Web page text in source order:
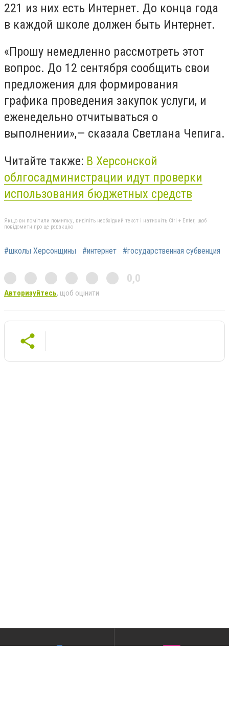
221 из них есть Интернет. До конца года
в каждой школе должен быть Интернет.
«Прошу немедленно рассмотреть этот
вопрос. До 12 сентября сообщить свои
предложения для формирования
графика проведения закупок услуги, и
еженедельно отчитываться о
выполнении»,— сказала Светлана Чепига.
Читайте также: В Херсонской
облгосадминистрации идут проверки
использования бюджетных средств
Якщо ви помітили помилку, виділіть необхідний текст і натисніть Ctrl + Enter, щоб
повідомити про це редакцію
#школы Херсонщины #интернет #государственная субвенция
0,0
Авторизуйтесь, щоб оцінити